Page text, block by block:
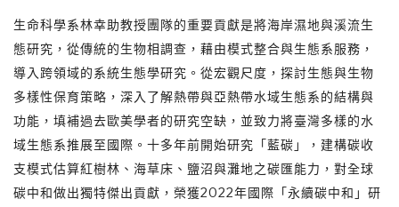
生命科學系林幸助教授團隊的重要貢獻是將海岸濕地與溪流生
態研究，從傳統的生物相調查，藉由模式整合與生態系服務，
導入跨領域的系統生態學研究。從宏觀尺度，探討生態與生物
多樣性保育策略，深入了解熱帶與亞熱帶水域生態系的結構與
功能，填補過去歐美學者的研究空缺，並致力將臺灣多樣的水
域生態系推展至國際。十多年前開始研究「藍碳」，建構碳收
支模式估算紅樹林、海草床、鹽沼與灘地之碳匯能力，對全球
碳中和做出獨特傑出貢獻，榮獲2022年國際「永續碳中和」研